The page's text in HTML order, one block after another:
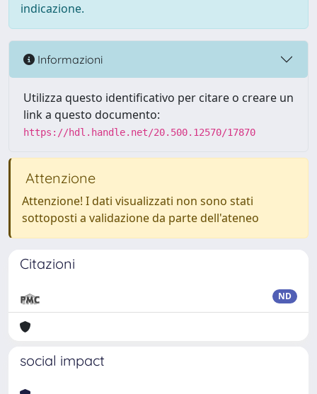
indicazione.
Informazioni
Utilizza questo identificativo per citare o creare un
link a questo documento:
https://hdl.handle.net/20.500.12570/17870
Attenzione
Attenzione! I dati visualizzati non sono stati
sottoposti a validazione da parte dell'ateneo
Citazioni
ND
social impact